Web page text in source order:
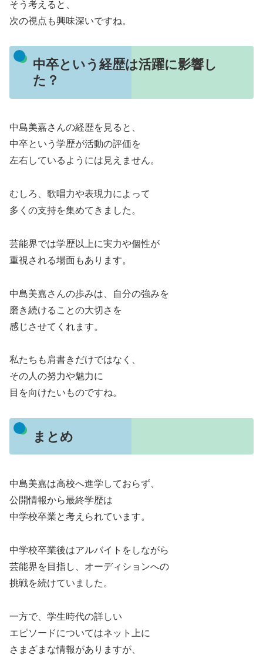
そう考えると、
次の視点も興味深いですね。
中卒という経歴は活躍に影響し
た？
中島美嘉さんの経歴を見ると、
中卒という学歴が活動の評価を
左右しているようには見えません。
むしろ、歌唱力や表現力によって
多くの支持を集めてきました。
芸能界では学歴以上に実力や個性が
重視される場面もあります。
中島美嘉さんの歩みは、自分の強みを
磨き続けることの大切さを
感じさせてくれます。
私たちも肩書きだけではなく、
その人の努力や魅力に
目を向けたいものですね。
まとめ
中島美嘉は高校へ進学しておらず、
公開情報から最終学歴は
中学校卒業と考えられています。
中学校卒業後はアルバイトをしながら
芸能界を目指し、オーディションへの
挑戦を続けていました。
一方で、学生時代の詳しい
エピソードについてはネット上に
さまざまな情報がありますが、